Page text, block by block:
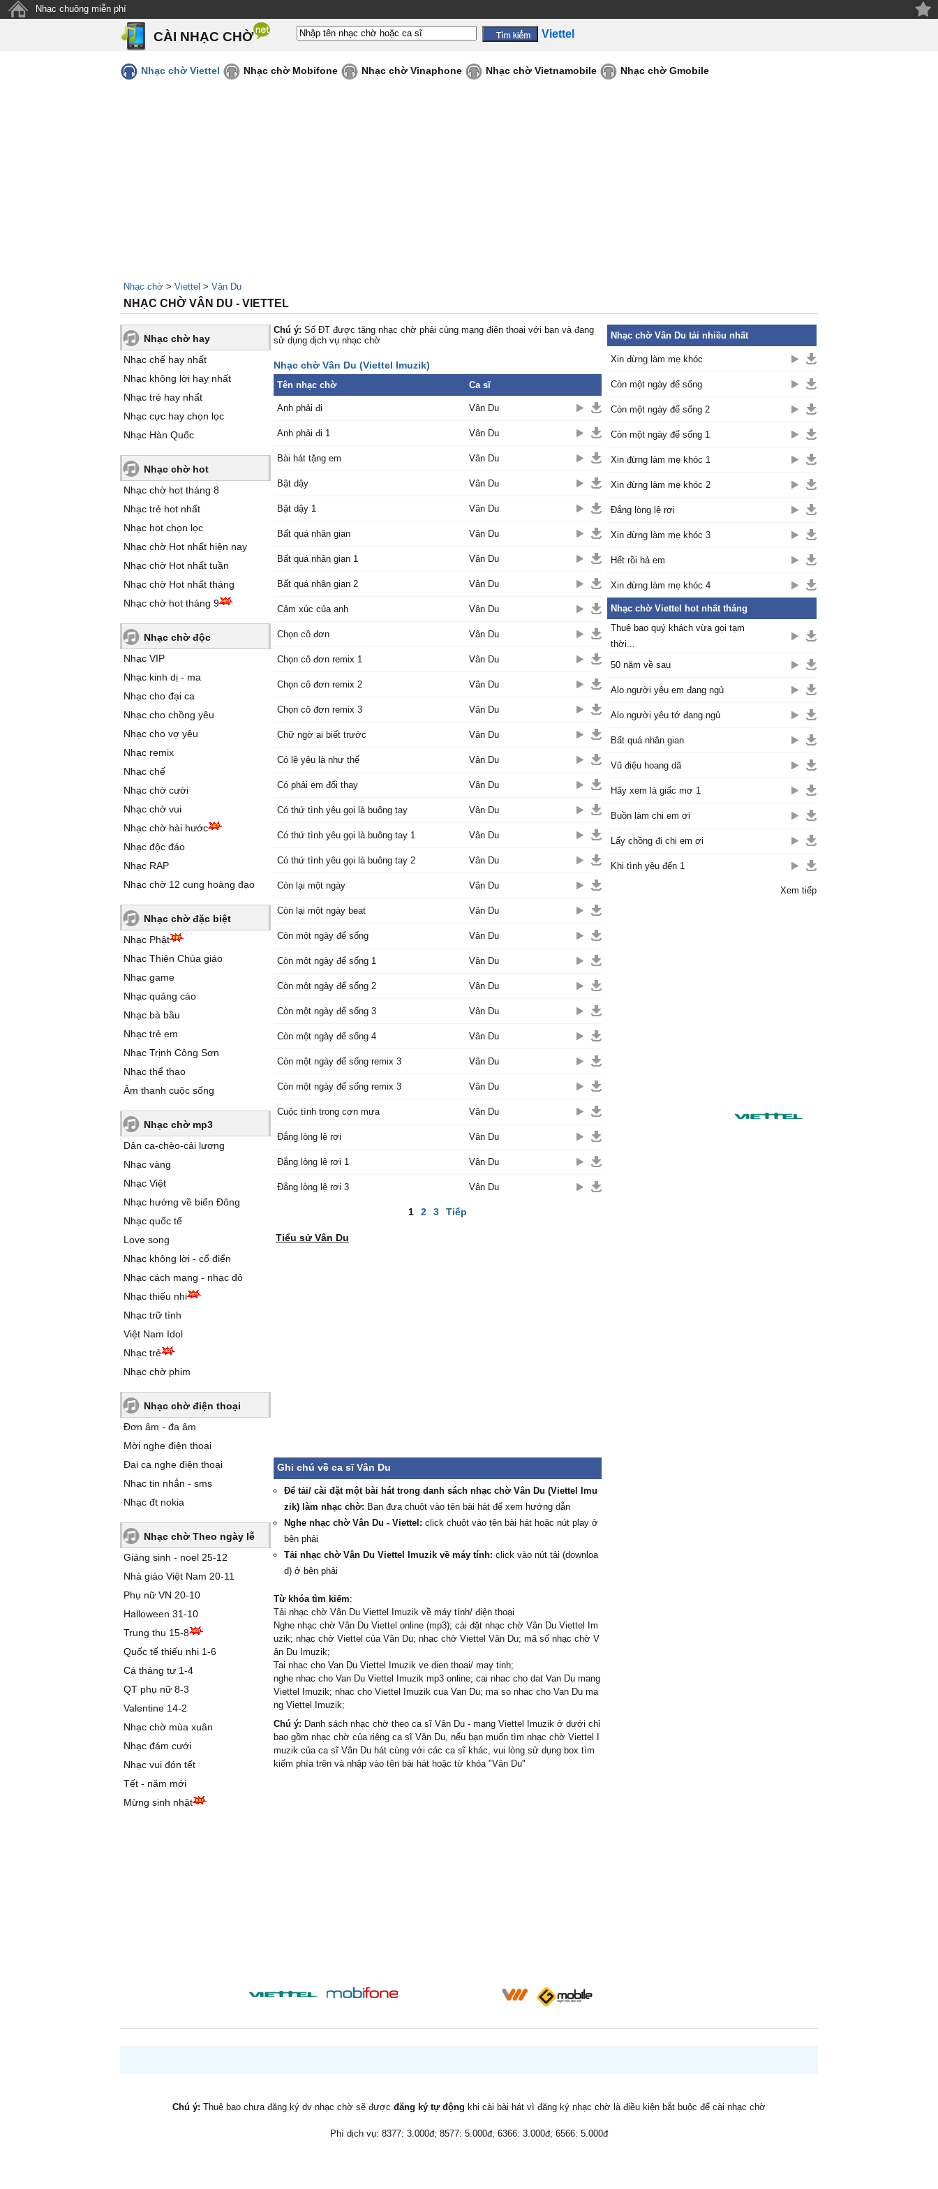
Nhạc chuông miễn phí
CÀI NHẠC CHỜ Viettel
Nhạc chờ Viettel Nhạc chờ Mobifone Nhạc chờ Vinaphone Nhạc chờ Vietnamobile Nhạc chờ Gmobile
Nhạc chờ > Viettel > Vân Du
NHẠC CHỜ VÂN DU - VIETTEL
Nhạc chờ hay
Nhạc chế hay nhất
Nhạc không lời hay nhất
Nhạc trẻ hay nhất
Nhạc cực hay chọn lọc
Nhạc Hàn Quốc
Nhạc chờ hot
Nhạc chờ hot tháng 8
Nhạc trẻ hot nhất
Nhạc hot chọn lọc
Nhạc chờ Hot nhất hiện nay
Nhạc chờ Hot nhất tuần
Nhạc chờ Hot nhất tháng
Nhạc chờ hot tháng 9
Nhạc chờ độc
Nhạc VIP
Nhạc kinh dị - ma
Nhạc cho đại ca
Nhạc cho chồng yêu
Nhạc cho vợ yêu
Nhạc remix
Nhạc chế
Nhạc chờ cười
Nhạc chờ vui
Nhạc chờ hài hước
Nhạc độc đáo
Nhạc RAP
Nhạc chờ 12 cung hoàng đạo
Nhạc chờ đặc biệt
Nhạc Phật
Nhạc Thiên Chúa giáo
Nhạc game
Nhạc quảng cáo
Nhạc bà bầu
Nhạc trẻ em
Nhạc Trịnh Công Sơn
Nhạc thể thao
Âm thanh cuộc sống
Nhạc chờ mp3
Dân ca-chèo-cải lương
Nhạc vàng
Nhạc Việt
Nhạc hướng về biển Đông
Nhạc quốc tế
Love song
Nhạc không lời - cổ điển
Nhạc cách mạng - nhạc đỏ
Nhạc thiếu nhi
Nhạc trữ tình
Việt Nam Idol
Nhạc trẻ
Nhạc chờ phim
Nhạc chờ điện thoại
Đơn âm - đa âm
Mời nghe điện thoại
Đại ca nghe điện thoại
Nhạc tin nhắn - sms
Nhạc đt nokia
Nhạc chờ Theo ngày lễ
Giáng sinh - noel 25-12
Nhà giáo Việt Nam 20-11
Phụ nữ VN 20-10
Halloween 31-10
Trung thu 15-8
Quốc tế thiếu nhi 1-6
Cá tháng tư 1-4
QT phụ nữ 8-3
Valentine 14-2
Nhạc chờ mùa xuân
Nhạc đám cưới
Nhạc vui đón tết
Tết - năm mới
Mừng sinh nhật
Chú ý: Số ĐT được tặng nhạc chờ phải cùng mạng điện thoại với bạn và đang
sử dụng dịch vụ nhạc chờ
Nhạc chờ Vân Du (Viettel Imuzik)
Tên nhạc chờ Ca sĩ
Anh phải đi Vân Du
Anh phải đi 1 Vân Du
Bài hát tặng em Vân Du
Bật dậy Vân Du
Bật dậy 1 Vân Du
Bất quá nhân gian Vân Du
Bất quá nhân gian 1 Vân Du
Bất quá nhân gian 2 Vân Du
Cảm xúc của anh Vân Du
Chọn cô đơn Vân Du
Chọn cô đơn remix 1 Vân Du
Chọn cô đơn remix 2 Vân Du
Chọn cô đơn remix 3 Vân Du
Chữ ngờ ai biết trước Vân Du
Có lẽ yêu là như thế Vân Du
Có phải em đổi thay Vân Du
Có thứ tình yêu gọi là buông tay Vân Du
Có thứ tình yêu gọi là buông tay 1 Vân Du
Có thứ tình yêu gọi là buông tay 2 Vân Du
Còn lại một ngày Vân Du
Còn lại một ngày beat Vân Du
Còn một ngày để sống Vân Du
Còn một ngày để sống 1 Vân Du
Còn một ngày để sống 2 Vân Du
Còn một ngày để sống 3 Vân Du
Còn một ngày để sống 4 Vân Du
Còn một ngày để sống remix 3 Vân Du
Còn một ngày để sống remix 3 Vân Du
Cuộc tình trong cơn mưa Vân Du
Đắng lòng lệ rơi Vân Du
Đắng lòng lệ rơi 1 Vân Du
Đắng lòng lệ rơi 3 Vân Du
1 2 3 Tiếp
Tiểu sử Vân Du
Ghi chú về ca sĩ Vân Du
Để tải/ cài đặt một bài hát trong danh sách nhạc chờ Vân Du (Viettel Imu
zik) làm nhạc chờ: Bạn đưa chuột vào tên bài hát để xem hướng dẫn
Nghe nhạc chờ Vân Du - Viettel: click chuột vào tên bài hát hoặc nút play ở
bên phải
Tải nhạc chờ Vân Du Viettel Imuzik về máy tính: click vào nút tải (downloa
d) ở bên phải
Từ khóa tìm kiếm:
Tải nhạc chờ Vân Du Viettel Imuzik về máy tính/ điện thoại
Nghe nhạc chờ Vân Du Viettel online (mp3); cài đặt nhạc chờ Vân Du Viettel Im
uzik; nhạc chờ Viettel của Vân Du; nhạc chờ Viettel Vân Du; mã số nhạc chờ V
ân Du Imuzik;
Tai nhac cho Van Du Viettel Imuzik ve dien thoai/ may tinh;
nghe nhac cho Van Du Viettel Imuzik mp3 online; cai nhac cho dat Van Du mang
Viettel Imuzik; nhac cho Viettel Imuzik cua Van Du; ma so nhac cho Van Du ma
ng Viettel Imuzik;
Chú ý: Danh sách nhạc chờ theo ca sĩ Vân Du - mạng Viettel Imuzik ở dưới chỉ
bao gồm nhạc chờ của riêng ca sĩ Vân Du, nếu bạn muốn tìm nhạc chờ Viettel I
muzik của ca sĩ Vân Du hát cùng với các ca sĩ khác, vui lòng sử dụng box tìm
kiếm phía trên và nhập vào tên bài hát hoặc từ khóa "Vân Du"
Nhạc chờ Vân Du tải nhiều nhất
Xin đừng làm mẹ khóc
Còn một ngày để sống
Còn một ngày để sống 2
Còn một ngày để sống 1
Xin đừng làm mẹ khóc 1
Xin đừng làm mẹ khóc 2
Đắng lòng lệ rơi
Xin đừng làm mẹ khóc 3
Hết rồi hả em
Xin đừng làm mẹ khóc 4
Nhạc chờ Viettel hot nhất tháng
Thuê bao quý khách vừa gọi tạm
thời...
50 năm về sau
Alo người yêu em đang ngủ
Alo người yêu tớ đang ngủ
Bất quá nhân gian
Vũ điệu hoang dã
Hãy xem là giấc mơ 1
Buồn làm chi em ơi
Lấy chồng đi chị em ơi
Khi tình yêu đến 1
Xem tiếp
Chú ý: Thuê bao chưa đăng ký dv nhạc chờ sẽ được đăng ký tự động khi cài bài hát vì đăng ký nhạc chờ là điều kiện bắt buộc để cài nhạc chờ
Phí dịch vụ: 8377: 3.000đ; 8577: 5.000đ; 6366: 3.000đ; 6566: 5.000đ